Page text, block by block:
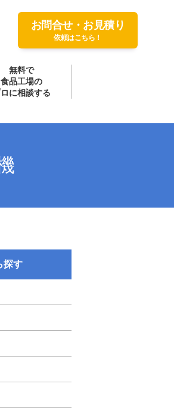
お問合せ・お見積り
依頼はこちら！
無料で
食品工場の
に相談する
探す